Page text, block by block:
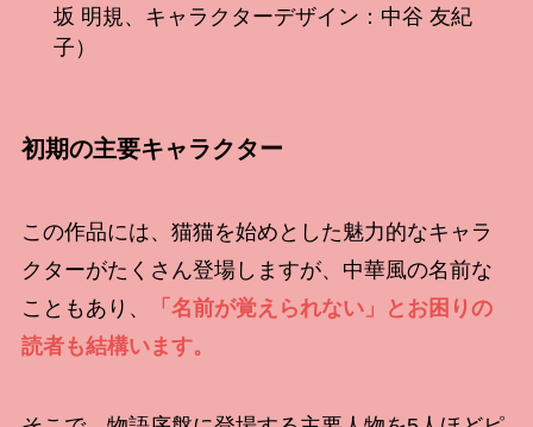
坂 明規、キャラクターデザイン：中谷 友紀
子）
初期の主要キャラクター
この作品には、猫猫を始めとした魅力的なキャラ
クターがたくさん登場しますが、中華風の名前な
こともあり、
「名前が覚えられない」とお困りの
読者も結構います。